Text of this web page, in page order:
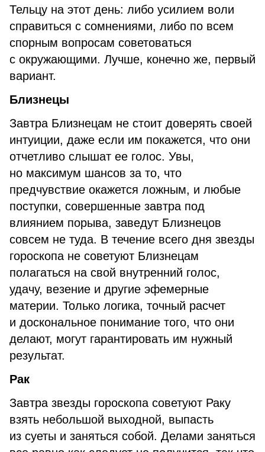
Тельцу на этот день: либо усилием воли
справиться с сомнениями, либо по всем
спорным вопросам советоваться
с окружающими. Лучше, конечно же, первый
вариант.
Близнецы
Завтра Близнецам не стоит доверять своей
интуиции, даже если им покажется, что они
отчетливо слышат ее голос. Увы,
но максимум шансов за то, что
предчувствие окажется ложным, и любые
поступки, совершенные завтра под
влиянием порыва, заведут Близнецов
совсем не туда. В течение всего дня звезды
гороскопа не советуют Близнецам
полагаться на свой внутренний голос,
удачу, везение и другие эфемерные
материи. Только логика, точный расчет
и доскональное понимание того, что они
делают, могут гарантировать им нужный
результат.
Рак
Завтра звезды гороскопа советуют Раку
взять небольшой выходной, выпасть
из суеты и заняться собой. Делами заняться